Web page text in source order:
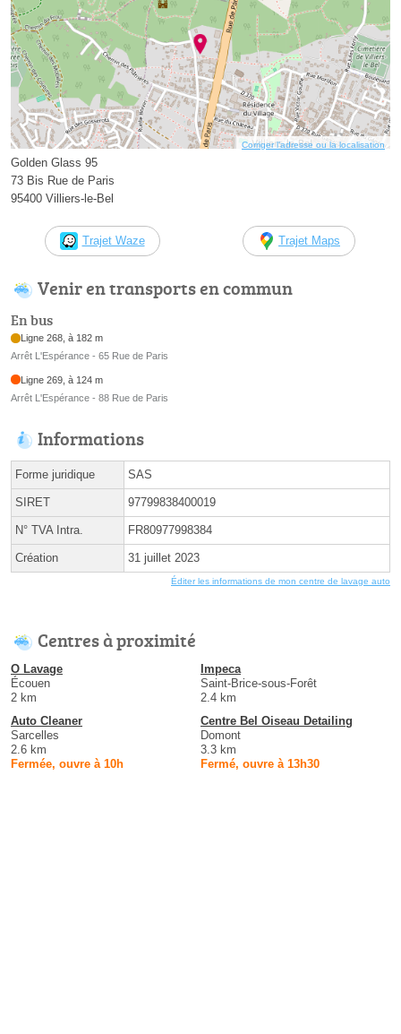
Corriger l’adresse ou la localisation
Golden Glass 95
73 Bis Rue de Paris
95400 Villiers-le-Bel
Trajet Waze Trajet Maps
Venir en transports en commun
En bus
Ligne 268, à 182 m
Arrêt L'Espérance - 65 Rue de Paris
Ligne 269, à 124 m
Arrêt L'Espérance - 88 Rue de Paris
Informations
Forme juridique SAS
SIRET 97799838400019
N° TVA Intra. FR80977998384
Création 31 juillet 2023
Éditer les informations de mon centre de lavage auto
Centres à proximité
O Lavage
Écouen
2 km
Impeca
Saint-Brice-sous-Forêt
2.4 km
Auto Cleaner
Sarcelles
2.6 km
Fermée, ouvre à 10h
Centre Bel Oiseau Detailing
Domont
3.3 km
Fermé, ouvre à 13h30